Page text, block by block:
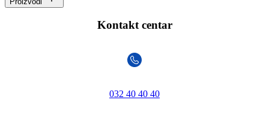
Kontakt centar
032 40 40 40